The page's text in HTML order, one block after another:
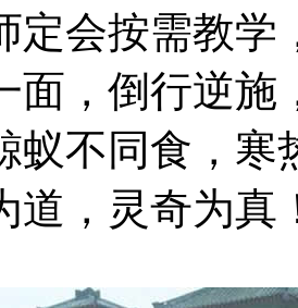
定会按需教学
面，倒行逆施
蚁不同食，寒
道，灵奇为真